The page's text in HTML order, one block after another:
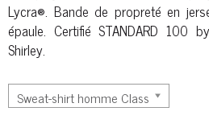
Lycra®. Bande de propreté en
épaule. Certifié STANDARD 100
Shirley.